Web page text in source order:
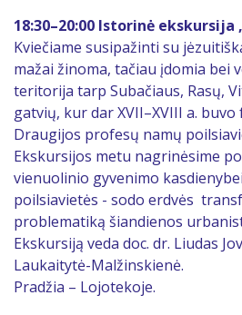
18:30–20:00 Istorinė ekskursija
Kviečiame susipažinti su
mažai žinoma, tačiau įdomia bei
teritorija tarp Subačiaus, Rasų,
gatvių, kur dar XVII–XVIII a.
Draugijos profesų namų
Ekskursijos metu nagrinėsime
vienuolinio gyvenimo
poilsiavietės - sodo erdvės
problematiką šiandienos
Ekskursiją veda doc. dr. Liudas
Laukaitytė-Malžinskienė.
Pradžia – Lojotekoje.